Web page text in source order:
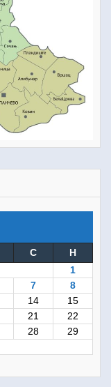
С
Н
1
7
8
14
15
21
22
28
29